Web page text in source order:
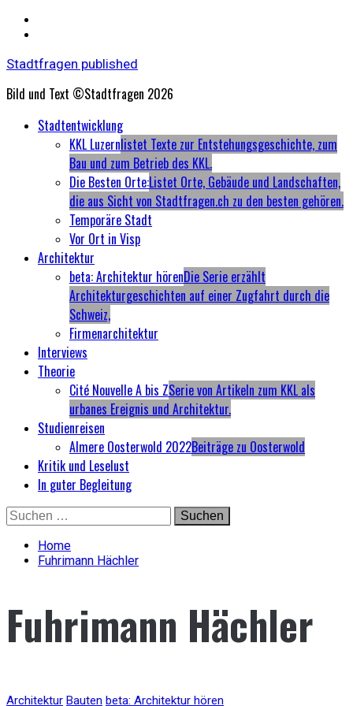
Stadtfragen published
Bild und Text ©Stadtfragen 2026
PrimaryStadtentwicklung
KKL Luzernlistet Texte zur Entstehungsgeschichte, zum
Bau und zum Betrieb des KKL.
Die Besten Orte:Listet Orte, Gebäude und Landschaften,
die aus Sicht von Stadtfragen.ch zu den besten gehören.
Temporäre Stadt
Vor Ort in Visp
Architektur
beta: Architektur hörenDie Serie erzählt
Architekturgeschichten auf einer Zugfahrt durch die
Schweiz,
Firmenarchitektur
Interviews
Theorie
Cité Nouvelle A bis ZSerie von Artikeln zum KKL als
urbanes Ereignis und Architektur.
Studienreisen
Almere Oosterwold 2022Beiträge zu Oosterwold
Kritik und Leselust
In guter Begleitung
Skip
to
content
Suchen
nach:
Home
Fuhrimann Hächler
Fuhrimann Hächler
Architektur Bauten beta: Architektur hören